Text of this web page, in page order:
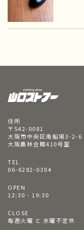
住所
〒542-0081
大阪市中央区南船場3-2-6
大阪農林会館410号室
TEL
06-6282-0304
OPEN
12:30 - 19:30
CLOSE
毎週火曜 と 水曜不定休